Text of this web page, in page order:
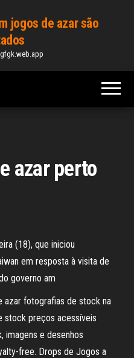
jogos de azar são
azar perto
(18), que iniciou
em resposta à visita de
governo am
azar fotografias de stock na
stock preços acessíveis
imagens e desenhos
free. Drops de Jogos a